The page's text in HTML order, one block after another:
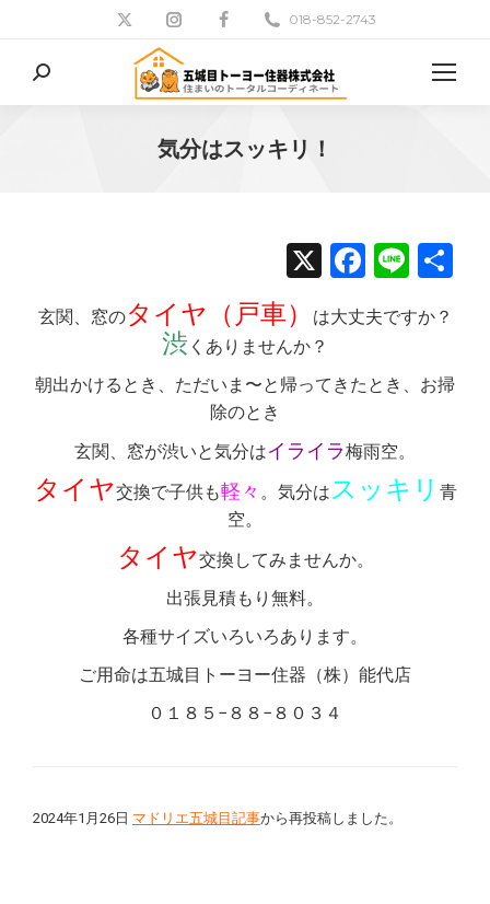
018-852-2743
検
索:
気分はスッキリ！
X Line
玄関、窓のタイヤ（戸車） は大丈夫ですか？
渋 くありませんか？
朝出かけるとき、ただいま〜と帰ってきたとき、お掃
除のとき
玄関、窓が渋いと気分はイライラ梅雨空。
タイヤ交換で子供も軽々 。気分はスッキリ 青
空。
タイヤ交換してみませんか。
出張見積もり無料。
各種サイズいろいろあります。
ご用命は五城目トーヨー住器（株）能代店
０１８５−８８−８０３４
2024年1月26日 マドリエ五城目記事から再投稿しました。